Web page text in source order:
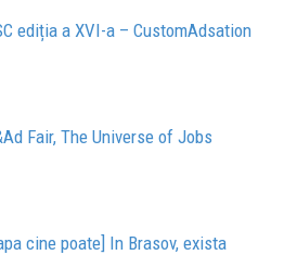
ediția a XVI-a – CustomAdsation
Fair, The Universe of Jobs
cine poate] In Brasov, exista